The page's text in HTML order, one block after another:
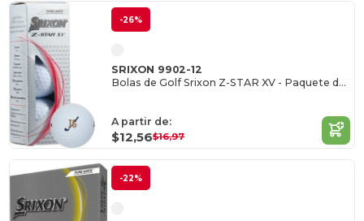
-26%
SRIXON 9902-12
Bolas de Golf Srixon Z-STAR XV - Paquete de 3
A partir de:
$12,56$16,97
-22%